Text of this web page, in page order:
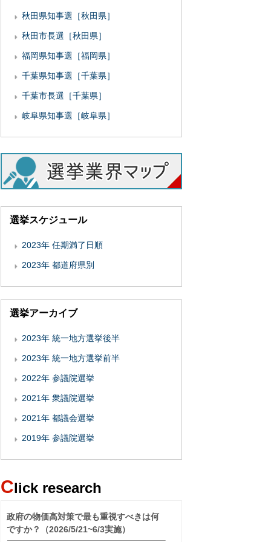
秋田県知事選［秋田県］
秋田市長選［秋田県］
福岡県知事選［福岡県］
千葉県知事選［千葉県］
千葉市長選［千葉県］
岐阜県知事選［岐阜県］
選挙スケジュール
2023年 任期満了日順
2023年 都道府県別
選挙アーカイブ
2023年 統一地方選挙後半
2023年 統一地方選挙前半
2022年 参議院選挙
2021年 衆議院選挙
2021年 都議会選挙
2019年 参議院選挙
Click research